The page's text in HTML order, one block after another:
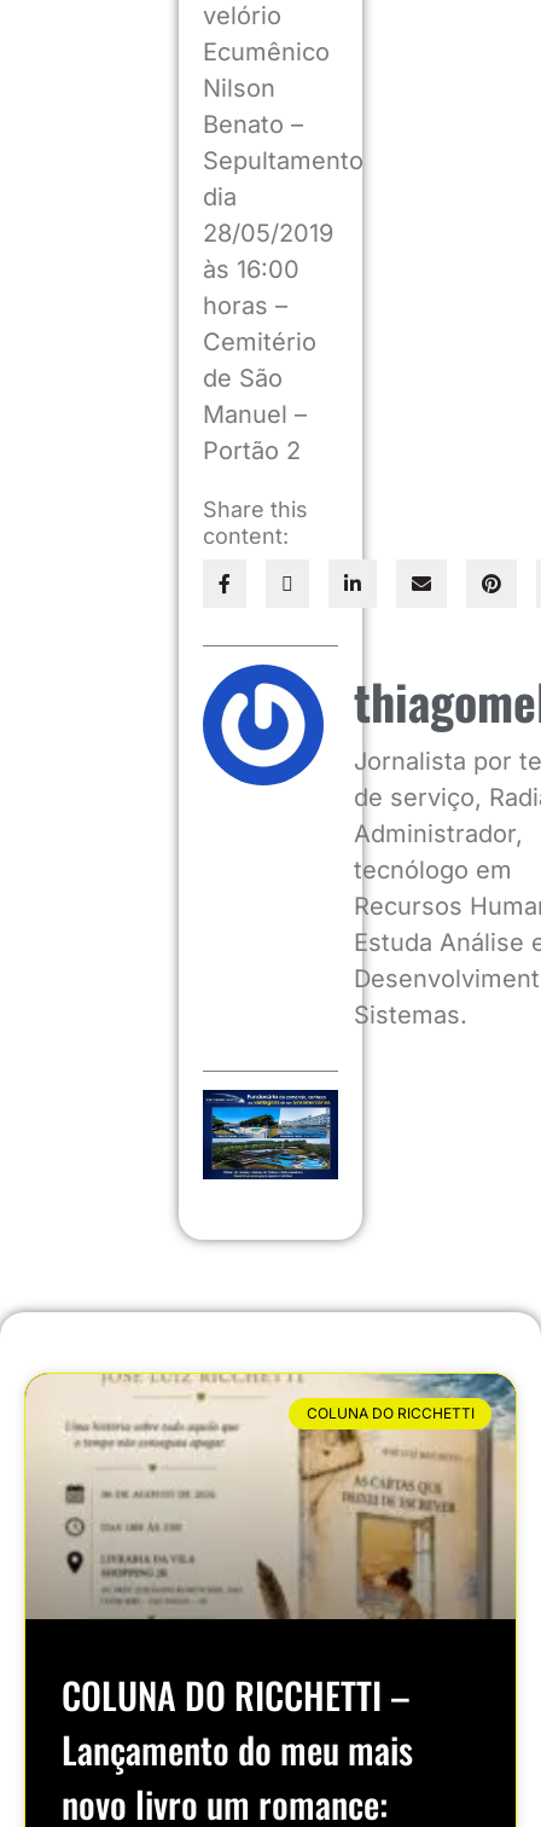
velório
Ecumênico
Nilson
Benato –
Sepultamento
dia
28/05/2019
às 16:00
horas –
Cemitério
de São
Manuel –
Portão 2
Share this
content:
Jornalista por
de serviço,
Administrador,
tecnólogo em
Recursos
Estuda Análise
Sistemas.
COLUNA DO RICCHETTI
COLUNA DO RICCHETTI –
Lançamento do meu mais
novo livro um romance: